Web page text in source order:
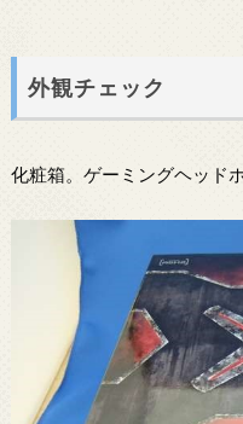
外観チェック
化粧箱。ゲーミングヘッド